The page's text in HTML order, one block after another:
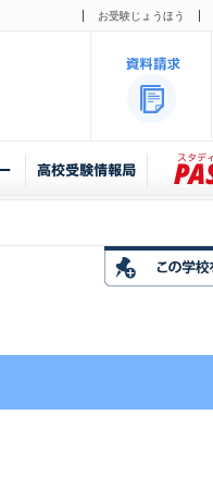
お受験じょうほう